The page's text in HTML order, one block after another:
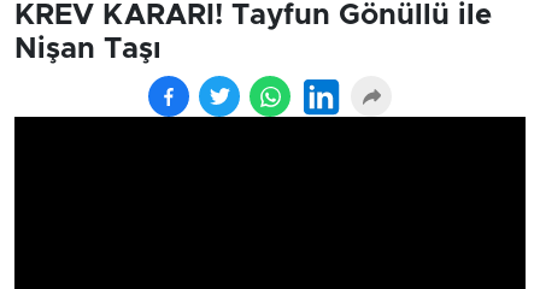
KREV KARARI! Tayfun Gönüllü ile
Nişan Taşı